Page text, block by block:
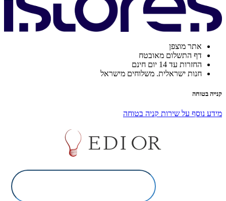
אתר מוצפן
דף התשלום מאובטח
החזרות עד 14 יום חינם
חנות ישראלית. משלוחים מישראל
קנייה בטוחה
מידע נוסף על שירות קניה בטוחה